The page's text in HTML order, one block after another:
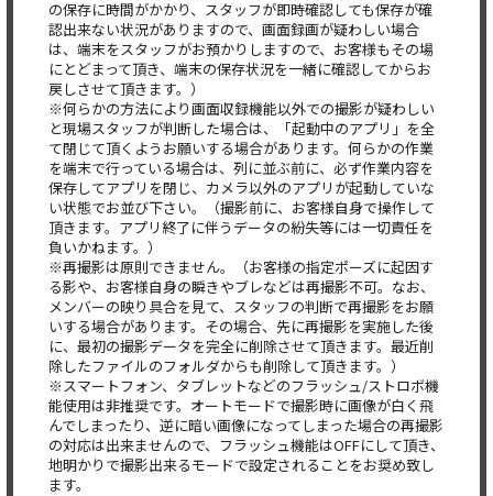
の保存に時間がかかり、スタッフが即時確認しても保存が確
認出来ない状況がありますので、画面録画が疑わしい場合
は、端末をスタッフがお預かりしますので、お客様もその場
にとどまって頂き、端末の保存状況を一緒に確認してからお
戻しさせて頂きます。）
※何らかの方法により画面収録機能以外での撮影が疑わしい
と現場スタッフが判断した場合は、「起動中のアプリ」を全
て閉じて頂くようお願いする場合があります。何らかの作業
を端末で行っている場合は、列に並ぶ前に、必ず作業内容を
保存してアプリを閉じ、カメラ以外のアプリが起動していな
い状態でお並び下さい。（撮影前に、お客様自身で操作して
頂きます。アプリ終了に伴うデータの紛失等には一切責任を
負いかねます。）
※再撮影は原則できません。（お客様の指定ポーズに起因す
る影や、お客様自身の瞬きやブレなどは再撮影不可。なお、
メンバーの映り具合を見て、スタッフの判断で再撮影をお願
いする場合があります。その場合、先に再撮影を実施した後
に、最初の撮影データを完全に削除させて頂きます。最近削
除したファイルのフォルダからも削除して頂きます。）
※スマートフォン、タブレットなどのフラッシュ/ストロボ機
能使用は非推奨です。オートモードで撮影時に画像が白く飛
んでしまったり、逆に暗い画像になってしまった場合の再撮影
の対応は出来ませんので、フラッシュ機能はOFFにして頂き、
地明かりで撮影出来るモードで設定されることをお奨め致し
ます。